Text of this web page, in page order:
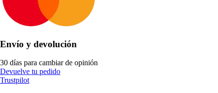
Envío y devolución
30 días para cambiar de opinión
Devuelve tu pedido
Trustpilot